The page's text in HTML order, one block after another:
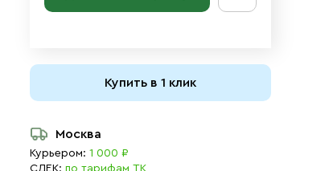
Купить в 1 клик
Москва
Курьером: 1 000 ₽
СДЕК: по тарифам ТК